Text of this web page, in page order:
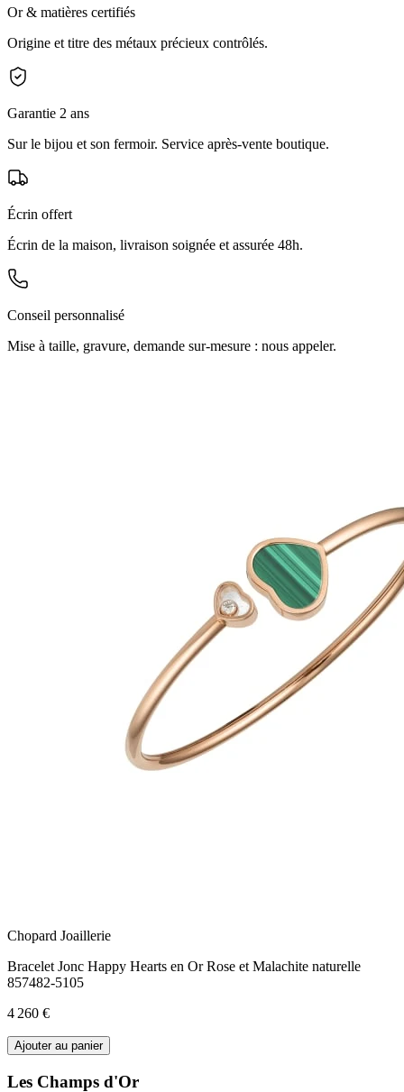
Or & matières certifiés
Origine et titre des métaux précieux contrôlés.
Garantie 2 ans
Sur le bijou et son fermoir. Service après-vente boutique.
Écrin offert
Écrin de la maison, livraison soignée et assurée 48h.
Conseil personnalisé
Mise à taille, gravure, demande sur-mesure : nous appeler.
Chopard Joaillerie
Bracelet Jonc Happy Hearts en Or Rose et Malachite naturelle
857482-5105
4 260 €
Ajouter au panier
Les Champs d'Or